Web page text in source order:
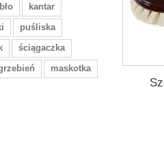
kantar
puśliska
ściągaczka
maskotka